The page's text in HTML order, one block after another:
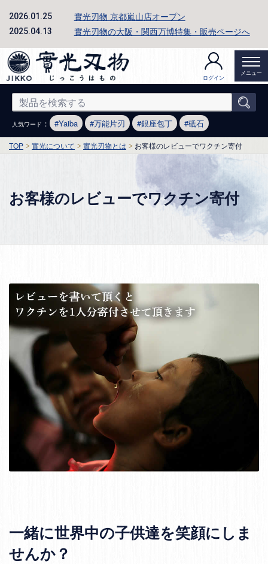
2026.01.25 實光刃物 京都嵐山店オープン
2025.04.13 實光刃物の大阪・関西万博特集・販売ページへ
ログイン
メニュー
人気ワード ： Yaiba 万能片刃 銀座包丁 砥石
TOP 實光について 實光刃物とは お客様のレビューでワクチン寄付
お客様のレビューでワクチン寄付
一緒に世界中の子供達を笑顔にしま
せんか？